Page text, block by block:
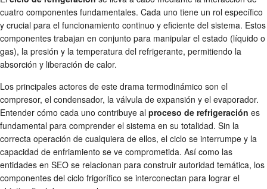
cuatro componentes fundamentales. Cada uno tiene un rol específico
y crucial para el funcionamiento continuo y eficiente del sistema. Estos
componentes trabajan en conjunto para manipular el estado (líquido o
gas), la presión y la temperatura del refrigerante, permitiendo la
absorción y liberación de calor.
Los principales actores de este drama termodinámico son el
compresor, el condensador, la válvula de expansión y el evaporador.
Entender cómo cada uno contribuye al proceso de refrigeración es
fundamental para comprender el sistema en su totalidad. Sin la
correcta operación de cualquiera de ellos, el ciclo se interrumpe y la
capacidad de enfriamiento se ve comprometida. Así como las
entidades en SEO se relacionan para construir autoridad temática, los
componentes del ciclo frigorífico se interconectan para lograr el